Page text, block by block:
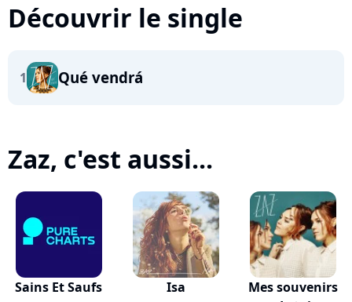
Découvrir le single
1 Qué vendrá
Zaz, c'est aussi...
Sains Et Saufs Isa
Mes souvenirs